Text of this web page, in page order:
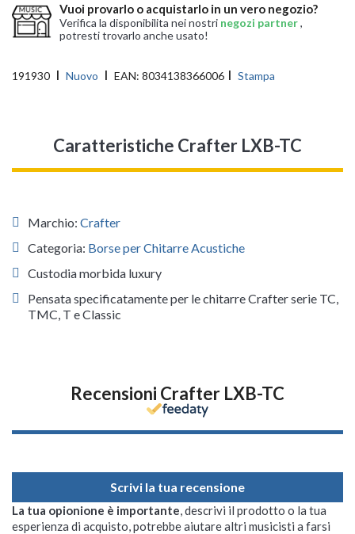
Vuoi provarlo o acquistarlo in un vero negozio?
Verifica la disponibilita nei nostri negozi partner,
potresti trovarlo anche usato!
191930 Nuovo EAN: 8034138366006 Stampa
Caratteristiche Crafter LXB-TC
Marchio: Crafter
Categoria: Borse per Chitarre Acustiche
Custodia morbida luxury
Pensata specificatamente per le chitarre Crafter serie TC,
TMC, T e Classic
Recensioni Crafter LXB-TC
Scrivi la tua recensione
La tua opionione è importante, descrivi il prodotto o la tua
esperienza di acquisto, potrebbe aiutare altri musicisti a farsi